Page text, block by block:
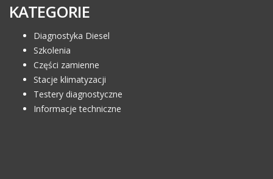
KATEGORIE
Diagnostyka Diesel
Szkolenia
Części zamienne
Stacje klimatyzacji
Testery diagnostyczne
Informacje techniczne